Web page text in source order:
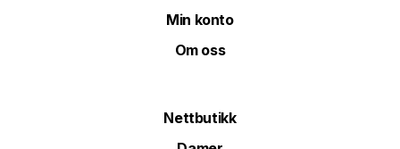
Min konto
Om oss
Nettbutikk